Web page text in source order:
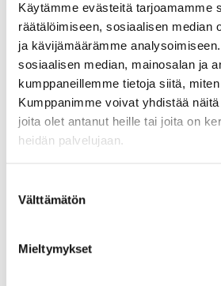
Käytämme evästeitä tarjoamamme
räätälöimiseen, sosiaalisen median
ja kävijämäärämme
sosiaalisen median, mainosalan ja
kumppaneillemme tietoja siitä,
Kumppanimme voivat yhdistää
joita olet antanut heille tai joita on
heidän palvelujaan.
valinta
Välttämätön
Mieltymykset
Nordic Welfare Centre's Council
Maria Renström
WHO Consultant and Secretary in
Committee
Fredrik Woods
Public and Regulatory Affairs
Retail Monopoly Systembolaget
Ilmoittautuminen ja